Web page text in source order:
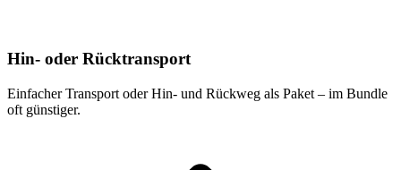
Hin- oder Rücktransport
Einfacher Transport oder Hin- und Rückweg als Paket – im Bundle
oft günstiger.